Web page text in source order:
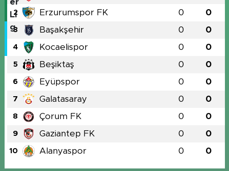
2 Erzurumspor FK 0 0
3 Başakşehir 0 0
4 Kocaelispor 0 0
5 Beşiktaş 0 0
6 Eyüpspor 0 0
7 Galatasaray 0 0
8 Çorum FK 0 0
9 Gaziantep FK 0 0
10 Alanyaspor 0 0